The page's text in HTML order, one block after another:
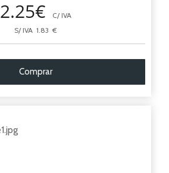
2.25€
C/ IVA
S/ IVA 1.83 €
Comprar